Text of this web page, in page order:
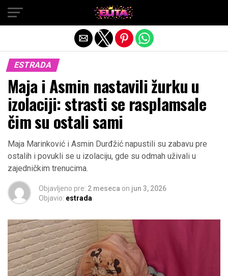
ESTRADA
Maja i Asmin nastavili žurku u
izolaciji: strasti se rasplamsale
čim su ostali sami
Maja Marinković i Asmin Durđžić napustili su zabavu pre
ostalih i povukli se u izolaciju, gde su odmah uživali u
zajedničkim trenucima.
Objavljeno pre: 2 meseca on jun 3, 2026
Objavio: estrada
Exit mobile version